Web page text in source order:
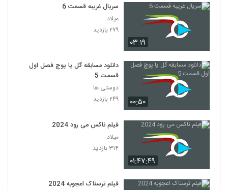
۰۳:۱۹
سریال غریبه قسمت 6
میلاد
۲۷۹ بازدید
۰۰:۵۰
دانلود مسابقه گل یا پوچ فصل اول
قسمت 5
دوستی ها
۲۴۹ بازدید
۰۱:۴۷:۴۹
فیلم ناکس می رود 2024
میلاد
۳۱۴ بازدید
فیلم ترسناک اعجوبه 2024